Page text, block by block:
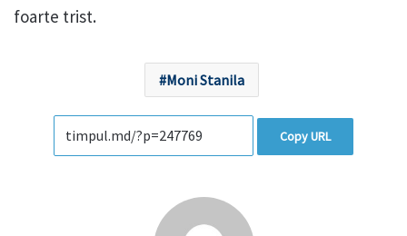
foarte trist.
Moni Stanila
Copy URL